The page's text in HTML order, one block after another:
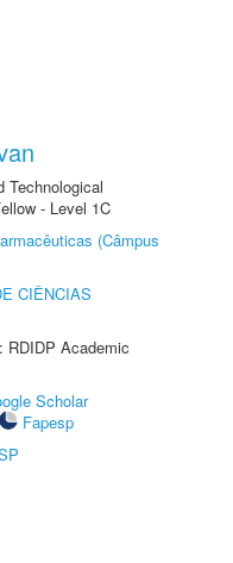
Technological
- Level 1C
(Câmpus
CIÊNCIAS
RDIDP Academic
Scholar
Fapesp